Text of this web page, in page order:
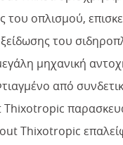
του οπλισμού,
του
μηχανική
από
Thixotropic